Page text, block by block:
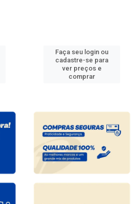
Faça seu login ou
cadastre-se para
ver preços e
comprar